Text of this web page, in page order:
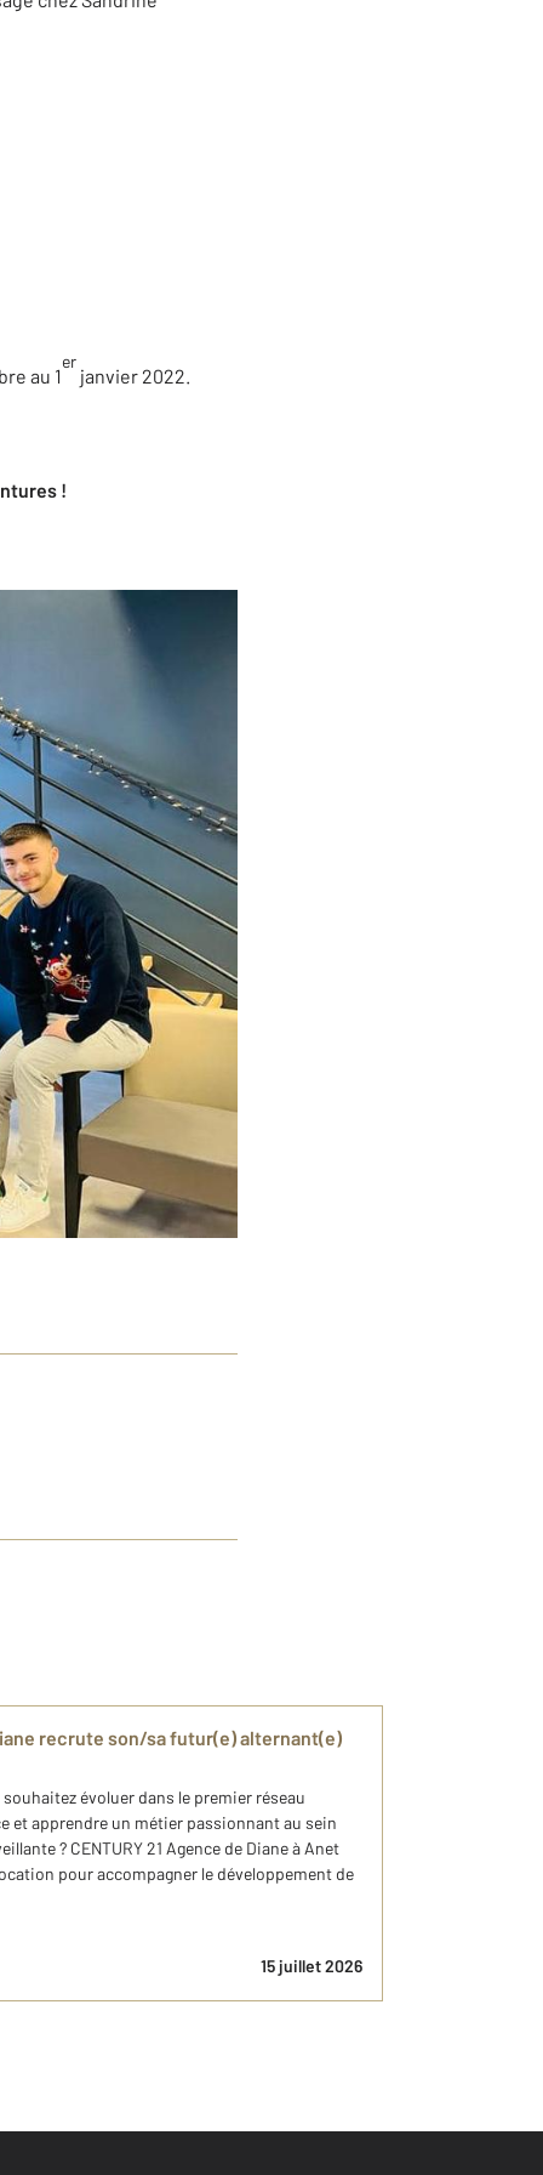
au 1
er
janvier 2022.
!
recrute son/sa futur(e) alternant(e)
souhaitez évoluer dans le premier réseau
et apprendre un métier passionnant au sein
? CENTURY 21 Agence de Diane à Anet
pour accompagner le développement de
15 juillet 2026